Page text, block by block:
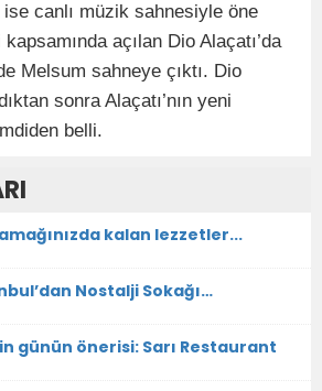
ise canlı müzik sahnesiyle öne
açılan Dio Alaçatı’da
Melsum sahneye çıktı. Dio
sonra Alaçatı’nın yeni
belli.
kalan lezzetler...
Nostalji Sokağı…
günün önerisi: Sarı Restaurant